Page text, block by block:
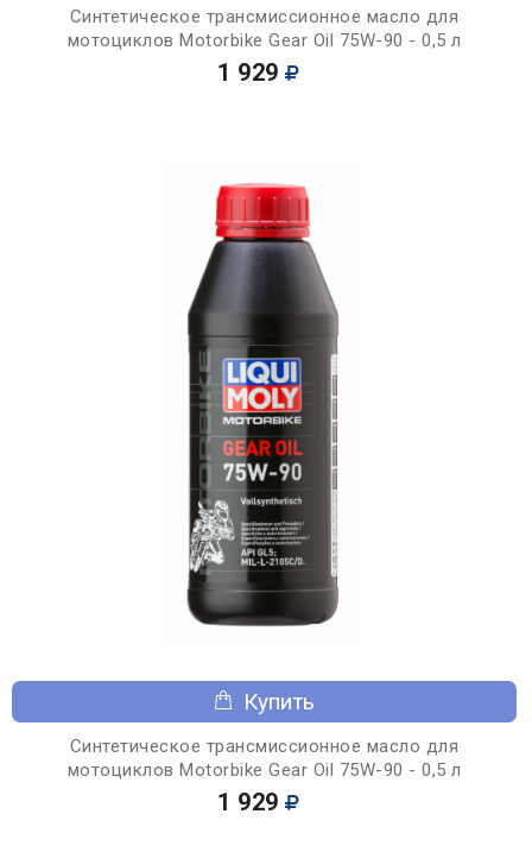
Синтетическое трансмиссионное масло для
мотоциклов Motorbike Gear Oil 75W-90 - 0,5 л
1 929
Купить
Синтетическое трансмиссионное масло для
мотоциклов Motorbike Gear Oil 75W-90 - 0,5 л
1 929